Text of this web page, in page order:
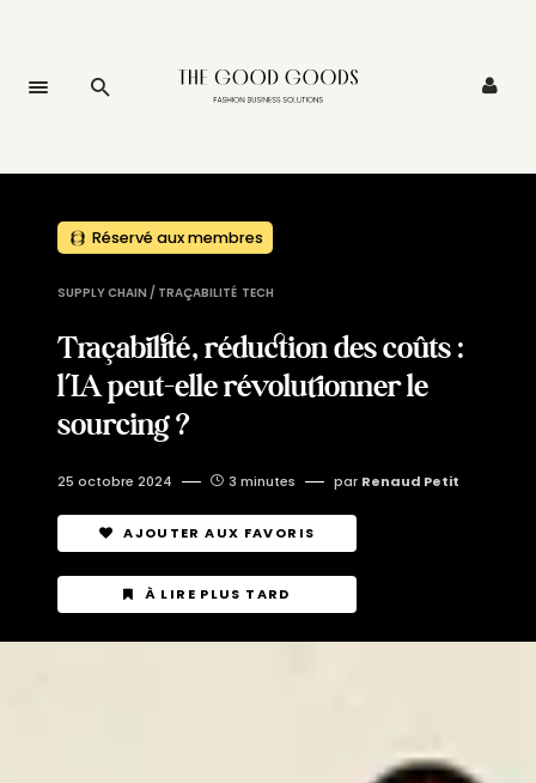
Réservé aux membres
SUPPLY CHAIN / TRAÇABILITÉ TECH
Traçabilité, réduction des coûts :
l’IA peut-elle révolutionner le
sourcing ?
25 octobre 2024 3 minutes par Renaud Petit
AJOUTER AUX FAVORIS
À LIRE PLUS TARD